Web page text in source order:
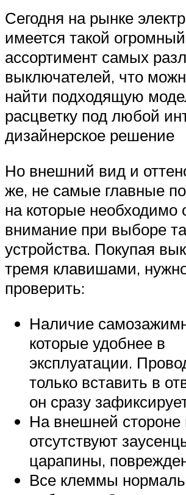
Сегодня на рынке
имеется такой огромный
ассортимент самых
выключателей, что
найти подходящую
расцветку под любой
дизайнерское решение
Но внешний вид и
же, не самые главные
на которые необходимо
внимание при выборе
устройства. Покупая
тремя клавишами,
проверить:
Наличие
которые удобнее в
эксплуатации.
только вставить в
он сразу
На внешней стороне
отсутствуют
царапины,
Все клеммы